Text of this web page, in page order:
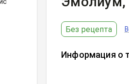
Без рецепта
Информация о